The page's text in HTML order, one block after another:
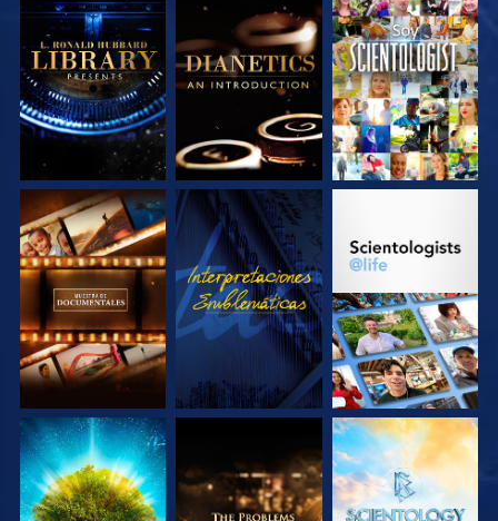
EXPLORA LAS
SERIES
EXPLORA LAS
SERIES
VE
EXPLORA LAS
SERIES
VE
EXPLORA LAS
EXPLORA LAS
SERIES
EXPLORA LAS
SERIES
EXPLORA LAS
SERIES